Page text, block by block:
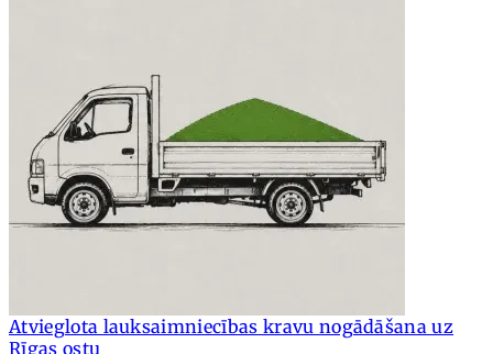
Atvieglota lauksaimniecības kravu nogādāšana uz
Rīgas ostu